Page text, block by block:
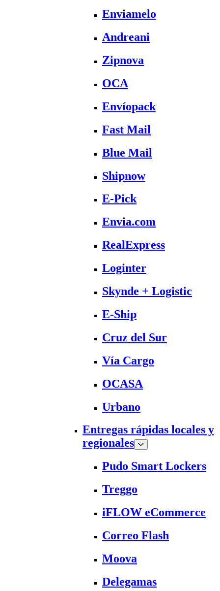
Enviamelo
Andreani
Zipnova
OCA
Envíopack
Fast Mail
Blue Mail
Shipnow
E-Pick
Envia.com
RealExpress
Loginter
Skynde + Logistic
E-Ship
Cruz del Sur
Vía Cargo
OCASA
Urbano
Entregas rápidas locales y
regionales
Pudo Smart Lockers
Treggo
iFLOW eCommerce
Correo Flash
Moova
Delegamas